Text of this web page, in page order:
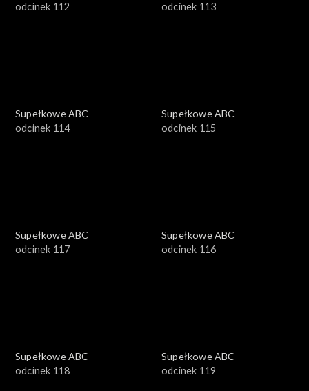
odcinek 112
odcinek 113
Supełkowe ABC
odcinek 114
Supełkowe ABC
odcinek 115
Supełkowe ABC
odcinek 117
Supełkowe ABC
odcinek 116
Supełkowe ABC
odcinek 118
Supełkowe ABC
odcinek 119